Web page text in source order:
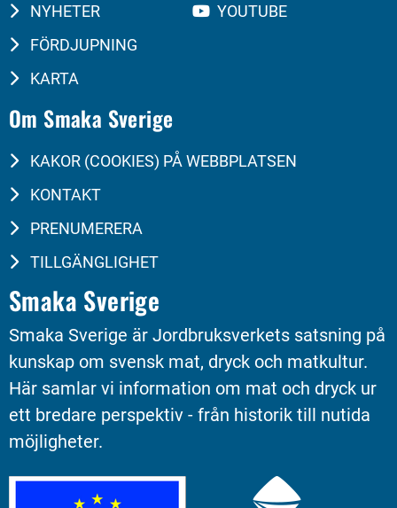
NYHETER
FÖRDJUPNING
KARTA
YOUTUBE
Om Smaka Sverige
KAKOR (COOKIES) PÅ WEBBPLATSEN
KONTAKT
PRENUMERERA
TILLGÄNGLIGHET
Smaka Sverige
Smaka Sverige är Jordbruksverkets satsning på
kunskap om svensk mat, dryck och matkultur.
Här samlar vi information om mat och dryck ur
ett bredare perspektiv - från historik till nutida
möjligheter.